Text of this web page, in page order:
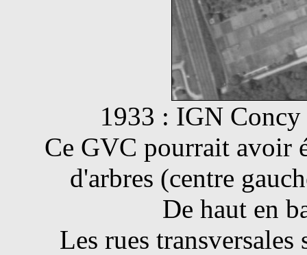
1933 : IGN
Ce GVC pourrait avoir
d'arbres (centre
De haut en
Les rues